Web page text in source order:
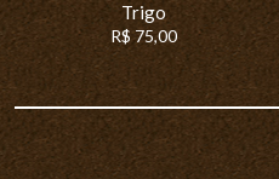
Trigo
R$ 75,00